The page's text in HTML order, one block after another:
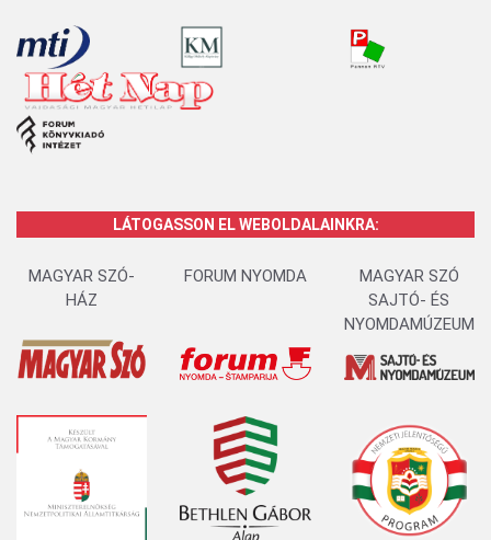
LÁTOGASSON EL WEBOLDALAINKRA:
MAGYAR SZÓ-
HÁZ
FORUM NYOMDA
MAGYAR SZÓ
SAJTÓ- ÉS
NYOMDAMÚZEUM